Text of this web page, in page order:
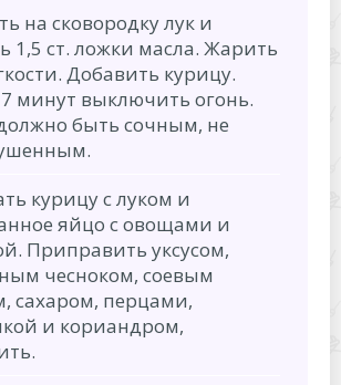
на сковородку лук и
1,5 ст. ложки масла. Жарить
Добавить курицу.
минут выключить огонь.
быть сочным, не
курицу с луком и
яйцо с овощами и
Приправить уксусом,
чесноком, соевым
сахаром, перцами,
и кориандром,